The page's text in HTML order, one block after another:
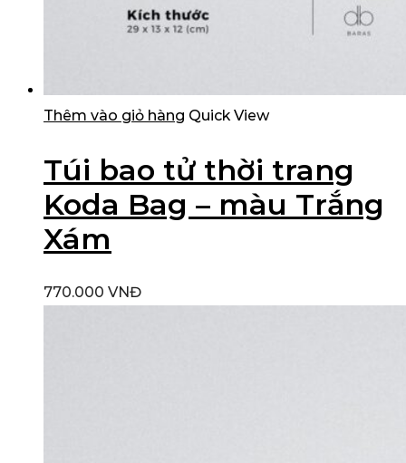
Thêm vào giỏ hàng Quick View
Túi bao tử thời trang
Koda Bag – màu Trắng
Xám
770.000 VNĐ